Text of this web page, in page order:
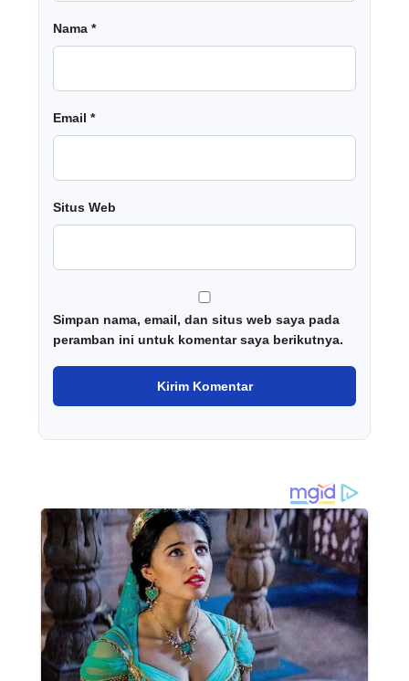
Nama *
Email *
Situs Web
Simpan nama, email, dan situs web saya pada
peramban ini untuk komentar saya berikutnya.